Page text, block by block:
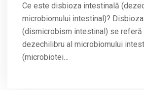
Ce este disbioza intestinală
microbiomului intestinal)?
(dismicrobism intestinal) se referă
dezechilibru al microbiomului
(microbiotei…